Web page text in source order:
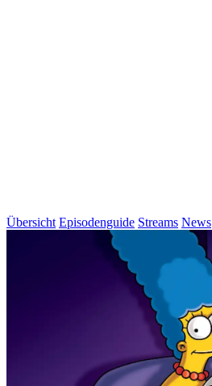
Übersicht Episodenguide Streams News